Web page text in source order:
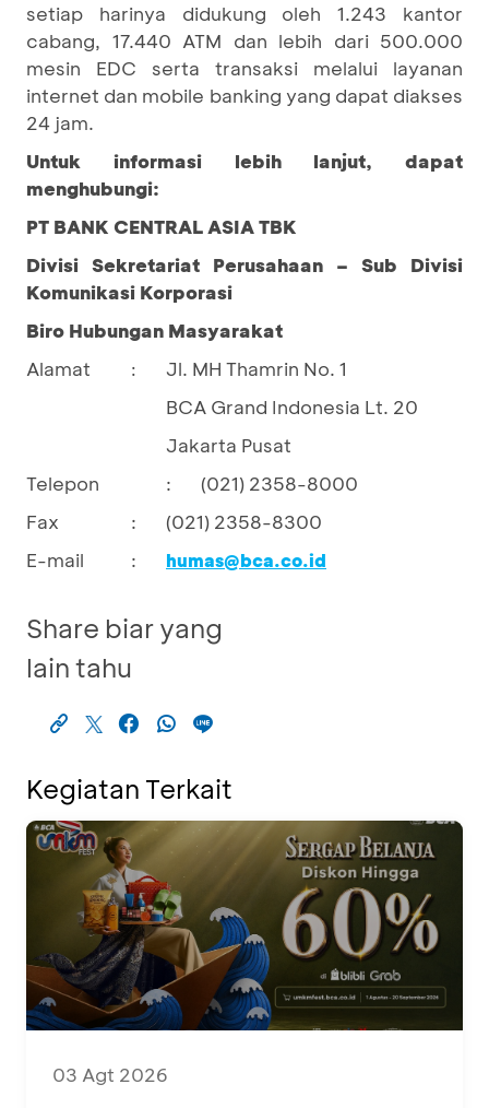
setiap harinya didukung oleh 1.243 kantor
cabang, 17.440 ATM dan lebih dari 500.000
mesin EDC serta transaksi melalui layanan
internet dan mobile banking yang dapat diakses
24 jam.
Untuk informasi lebih lanjut, dapat
menghubungi:
PT BANK CENTRAL ASIA TBK
Divisi Sekretariat Perusahaan – Sub Divisi
Komunikasi Korporasi
Biro Hubungan Masyarakat
Alamat
:
Jl. MH Thamrin No. 1
BCA Grand Indonesia Lt. 20
Jakarta Pusat
Telepon
:
(021) 2358-8000
Fax
:
(021) 2358-8300
E-mail
: humas@bca.co.id
Share biar yang
lain tahu
Kegiatan Terkait
03 Agt 2026